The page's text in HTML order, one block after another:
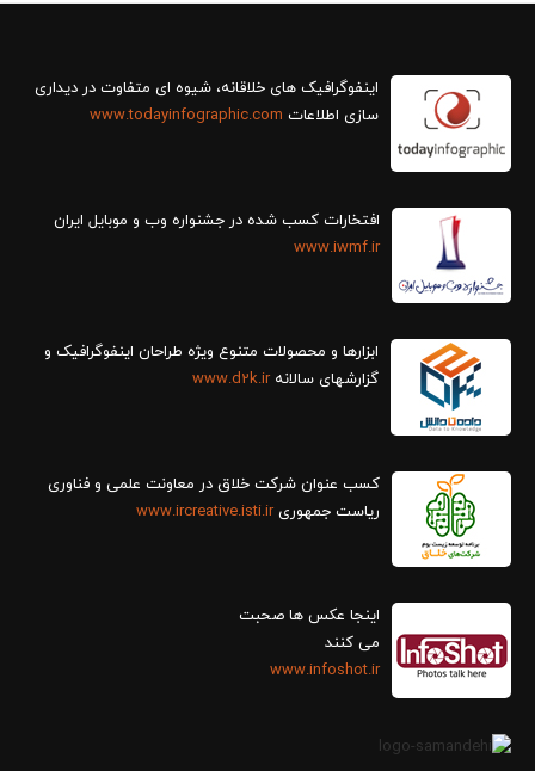
سازی اطلاعات www.todayinfographic.com
افتخارات کسب شده در جشنواره وب و موبایل ایران
www.iwmf.ir
ابزارها و محصولات متنوع ویژه طراحان اینفوگرافیک و
گزارش‎های سالانه
www.d2k.ir
کسب عنوان شرکت خلاق در معاونت علمی و فناوری
ریاست جمهوریwww.ircreative.isti.ir
اینجا عکس ها صحبت
می کنند
www.infoshot.ir